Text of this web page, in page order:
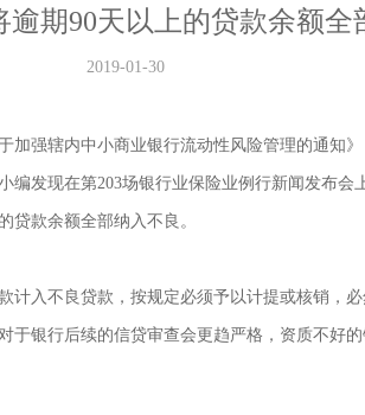
期90天以上的贷款余额全
2019-01-30
强辖内中小商业银行流动性风险管理的通知》
编发现在第203场银行业保险业例行新闻发布会
贷款余额全部纳入不良。
入不良贷款，按规定必须予以计提或核销，
于银行后续的信贷审查会更趋严格，资质不好